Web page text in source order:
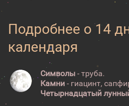
Подробнее о 14
календаря
Символы - труба.
Камни - гиацинт,
Четырнадцатый